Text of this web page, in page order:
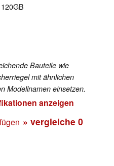
Bauteile wie
mit ähnlichen
Modellnamen einsetzen.
anzeigen
» vergleiche 0